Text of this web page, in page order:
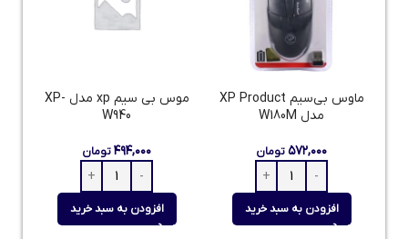
ماوس بی‌سیم XP Product
مدل W180M
۵۷۲,۰۰۰تومان
افزودن به سبد خرید
موس بی سیم xp مدل XP-
W940
۴۹۴,۰۰۰تومان
افزودن به سبد خرید